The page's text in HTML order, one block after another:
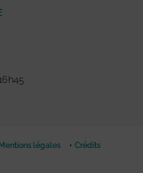
Mentions légales Crédits